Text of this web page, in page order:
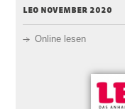
leo november 2020
Online lesen